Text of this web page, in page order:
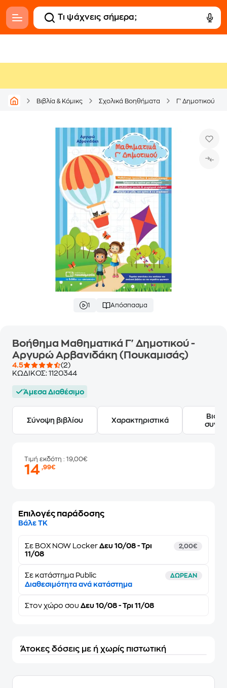
Βιβλία & Κόμικς Σχολικά Βοηθήματα Γ' Δημοτικού
1 Απόσπασμα
Βοήθημα Μαθηματικά Γ' Δημοτικού -
Αργυρώ Αρβανιδάκη (Πουκαμισάς)
4.5
(2)
ΚΩΔΙΚΟΣ: 1120344
Άμεσα Διαθέσιμο
Σύνοψη βιβλίου Χαρακτηριστικά
Τιμή εκδότη : 19,00€
14,99€
Επιλογές παράδοσης
Βάλε ΤΚ
Σε BOX NOW Locker Δευ 10/08 - Τρι
11/08
2,00€
Σε κατάστημα Public ΔΩΡΕΑΝ
Διαθεσιμότητα ανά κατάστημα
Στον χώρο σου Δευ 10/08 - Τρι 11/08
Άτοκες δόσεις με ή χωρίς πιστωτική